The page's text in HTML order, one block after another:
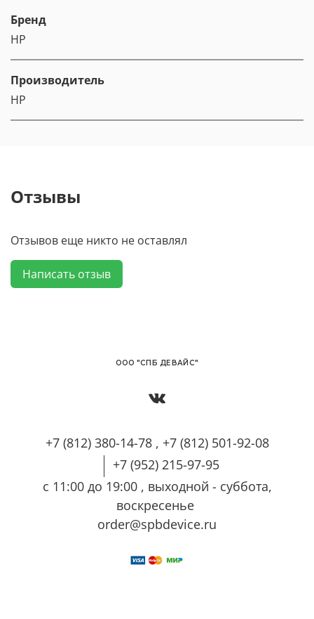
Бренд
HP
Производитель
HP
Отзывы
Отзывов еще никто не оставлял
Написать отзыв
+7 (812) 380-14-78 , +7 (812) 501-92-08
+7 (952) 215-97-95
с 11:00 до 19:00 , выходной - суббота,
воскресенье
order@spbdevice.ru
OОО "СПБ ДЕВАЙС"